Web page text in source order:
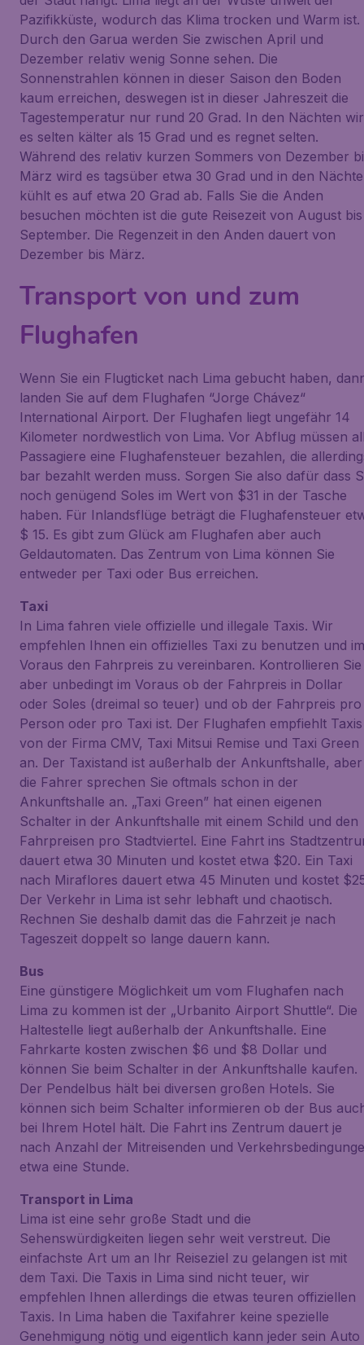
Pazifikküste, wodurch das Klima trocken und Warm ist.
Durch den Garua werden Sie zwischen April und
Dezember relativ wenig Sonne sehen. Die
Sonnenstrahlen können in dieser Saison den Boden
kaum erreichen, deswegen ist in dieser Jahreszeit die
Tagestemperatur nur rund 20 Grad. In den Nächten
es selten kälter als 15 Grad und es regnet selten.
Während des relativ kurzen Sommers von Dezember
März wird es tagsüber etwa 30 Grad und in den
kühlt es auf etwa 20 Grad ab. Falls Sie die Anden
besuchen möchten ist die gute Reisezeit von August bis
September. Die Regenzeit in den Anden dauert von
Dezember bis März.
Transport von und zum
Flughafen
Wenn Sie ein Flugticket nach Lima gebucht haben,
landen Sie auf dem Flughafen “Jorge Chávez“
International Airport. Der Flughafen liegt ungefähr 14
Kilometer nordwestlich von Lima. Vor Abflug müssen
Passagiere eine Flughafensteuer bezahlen, die
bar bezahlt werden muss. Sorgen Sie also dafür dass
noch genügend Soles im Wert von $31 in der Tasche
haben. Für Inlandsflüge beträgt die Flughafensteuer
$ 15. Es gibt zum Glück am Flughafen aber auch
Geldautomaten. Das Zentrum von Lima können Sie
entweder per Taxi oder Bus erreichen.
Taxi
In Lima fahren viele offizielle und illegale Taxis. Wir
empfehlen Ihnen ein offizielles Taxi zu benutzen und im
Voraus den Fahrpreis zu vereinbaren. Kontrollieren Sie
aber unbedingt im Voraus ob der Fahrpreis in Dollar
oder Soles (dreimal so teuer) und ob der Fahrpreis pro
Person oder pro Taxi ist. Der Flughafen empfiehlt Taxis
von der Firma CMV, Taxi Mitsui Remise und Taxi Green
an. Der Taxistand ist außerhalb der Ankunftshalle, aber
die Fahrer sprechen Sie oftmals schon in der
Ankunftshalle an. „Taxi Green” hat einen eigenen
Schalter in der Ankunftshalle mit einem Schild und den
Fahrpreisen pro Stadtviertel. Eine Fahrt ins
dauert etwa 30 Minuten und kostet etwa $20. Ein Taxi
nach Miraflores dauert etwa 45 Minuten und kostet
Der Verkehr in Lima ist sehr lebhaft und chaotisch.
Rechnen Sie deshalb damit das die Fahrzeit je nach
Tageszeit doppelt so lange dauern kann.
Bus
Eine günstigere Möglichkeit um vom Flughafen nach
Lima zu kommen ist der „Urbanito Airport Shuttle“. Die
Haltestelle liegt außerhalb der Ankunftshalle. Eine
Fahrkarte kosten zwischen $6 und $8 Dollar und
können Sie beim Schalter in der Ankunftshalle kaufen.
Der Pendelbus hält bei diversen großen Hotels. Sie
können sich beim Schalter informieren ob der Bus
bei Ihrem Hotel hält. Die Fahrt ins Zentrum dauert je
nach Anzahl der Mitreisenden und
etwa eine Stunde.
Transport in Lima
Lima ist eine sehr große Stadt und die
Sehenswürdigkeiten liegen sehr weit verstreut. Die
einfachste Art um an Ihr Reiseziel zu gelangen ist mit
dem Taxi. Die Taxis in Lima sind nicht teuer, wir
empfehlen Ihnen allerdings die etwas teuren offiziellen
Taxis. In Lima haben die Taxifahrer keine spezielle
Genehmigung nötig und eigentlich kann jeder sein Auto